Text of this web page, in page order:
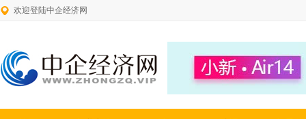
欢迎登陆中企经济网